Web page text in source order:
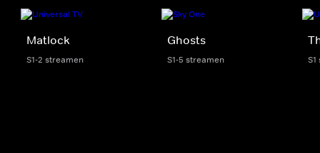
Matlock
S1-2 streamen
Ghosts
S1-5 streamen